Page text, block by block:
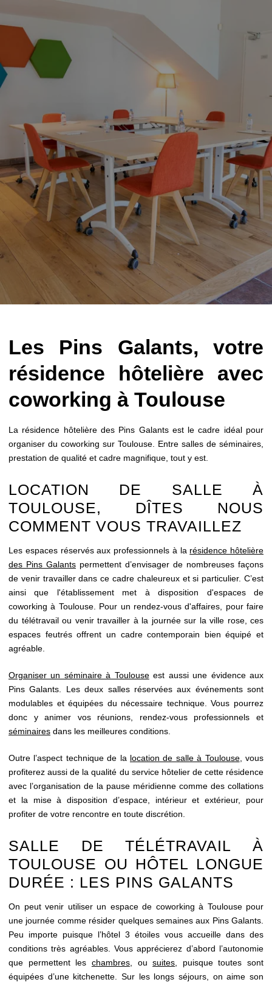
Les Pins Galants, votre
résidence hôtelière avec
coworking à Toulouse
La résidence hôtelière des Pins Galants est le cadre idéal pour
organiser du coworking sur Toulouse. Entre salles de séminaires,
prestation de qualité et cadre magnifique, tout y est.
LOCATION DE SALLE À
TOULOUSE, DÎTES NOUS
COMMENT VOUS TRAVAILLEZ
Les espaces réservés aux professionnels à la résidence hôtelière
des Pins Galants permettent d’envisager de nombreuses façons
de venir travailler dans ce cadre chaleureux et si particulier. C’est
ainsi que l'établissement met à disposition d'espaces de
coworking à Toulouse. Pour un rendez-vous d'affaires, pour faire
du télétravail ou venir travailler à la journée sur la ville rose, ces
espaces feutrés offrent un cadre contemporain bien équipé et
agréable.
Organiser un séminaire à Toulouseest aussi une évidence aux
Pins Galants. Les deux salles réservées aux événements sont
modulables et équipées du nécessaire technique. Vous pourrez
donc y animer vos réunions, rendez-vous professionnels et
séminaires dans les meilleures conditions.
Outre l’aspect technique de la location de salle à Toulouse, vous
profiterez aussi de la qualité du service hôtelier de cette résidence
avec l’organisation de la pause méridienne comme des collations
et la mise à disposition d’espace, intérieur et extérieur, pour
profiter de votre rencontre en toute discrétion.
SALLE DE TÉLÉTRAVAIL À
TOULOUSE OU HÔTEL LONGUE
DURÉE : LES PINS GALANTS
On peut venir utiliser un espace de coworking à Toulouse pour
une journée comme résider quelques semaines aux Pins Galants.
Peu importe puisque l’hôtel 3 étoiles vous accueille dans des
conditions très agréables. Vous apprécierez d’abord l’autonomie
que permettent les chambres, ousuites , puisque toutes sont
équipées d’une kitchenette. Sur les longs séjours, on aime son
ACCUEIL
CHAMBRES & SUITES
SÉMINAIRES
ACTUALITÉS
CONTACTS